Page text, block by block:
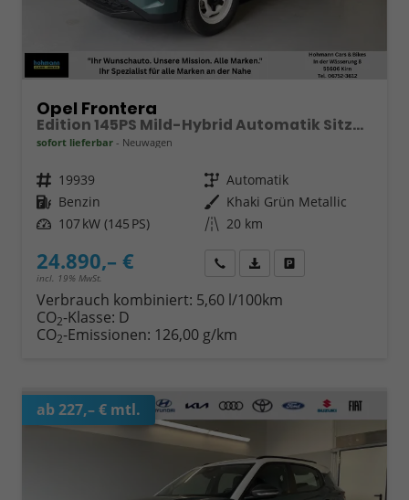
Opel Frontera
Edition 145PS Mild-Hybrid Automatik Sitzheizung+Kamera+ParkPilot
sofort lieferbar Neuwagen
Fahrzeugnr. 19939 Getriebe Automatik
Kraftstoff Benzin Außenfarbe Khaki Grün Metallic
Leistung 107 kW (145 PS) Kilometerstand 20 km
24.890,– €
incl. 19% MwSt.
Wir rufen Sie anFahrzeugexposé (PDF)
Verbrauch kombiniert: 5,60 l/100km
CO2-Klasse: D
CO2-Emissionen: 126,00 g/km
ab 227,– € mtl.